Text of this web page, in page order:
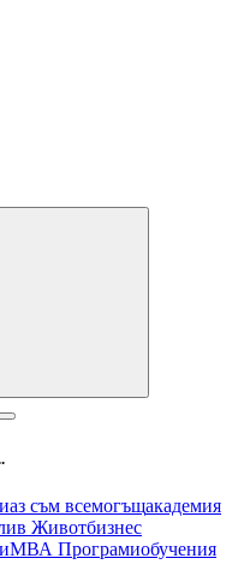
аз съм всемогъщакадемия
Животбизнес
МВА Програмиобучения